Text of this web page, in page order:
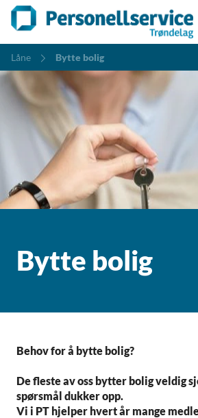
Låne Bytte bolig
Bytte bolig
Behov for å bytte bolig?
De fleste av oss bytter bolig veldig
spørsmål dukker opp.
Vi i PT hjelper hvert år mange